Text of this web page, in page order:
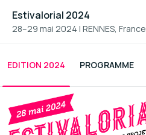
Estivalorial 2024
28–29 mai 2024 | RENNES, France
EDITION 2024 PROGRAMME